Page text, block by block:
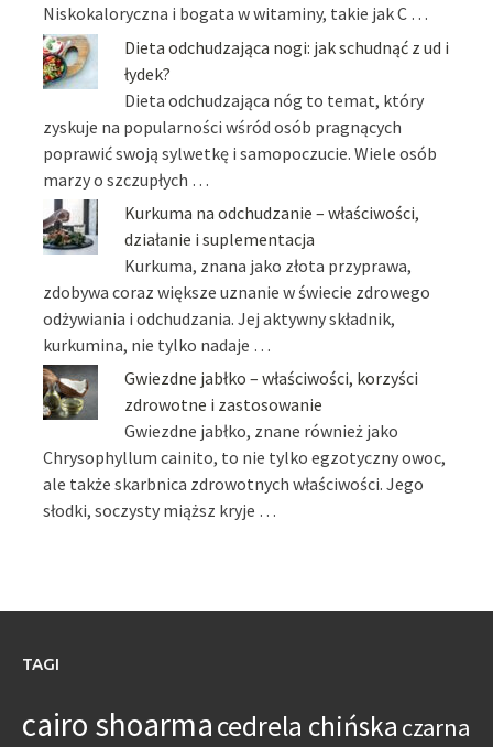
Niskokaloryczna i bogata w witaminy, takie jak C …
Dieta odchudzająca nogi: jak schudnąć z ud i
łydek?
Dieta odchudzająca nóg to temat, który
zyskuje na popularności wśród osób pragnących
poprawić swoją sylwetkę i samopoczucie. Wiele osób
marzy o szczupłych …
Kurkuma na odchudzanie – właściwości,
działanie i suplementacja
Kurkuma, znana jako złota przyprawa,
zdobywa coraz większe uznanie w świecie zdrowego
odżywiania i odchudzania. Jej aktywny składnik,
kurkumina, nie tylko nadaje …
Gwiezdne jabłko – właściwości, korzyści
zdrowotne i zastosowanie
Gwiezdne jabłko, znane również jako
Chrysophyllum cainito, to nie tylko egzotyczny owoc,
ale także skarbnica zdrowotnych właściwości. Jego
słodki, soczysty miąższ kryje …
TAGI
cairo shoarmacedrela chińska czarna